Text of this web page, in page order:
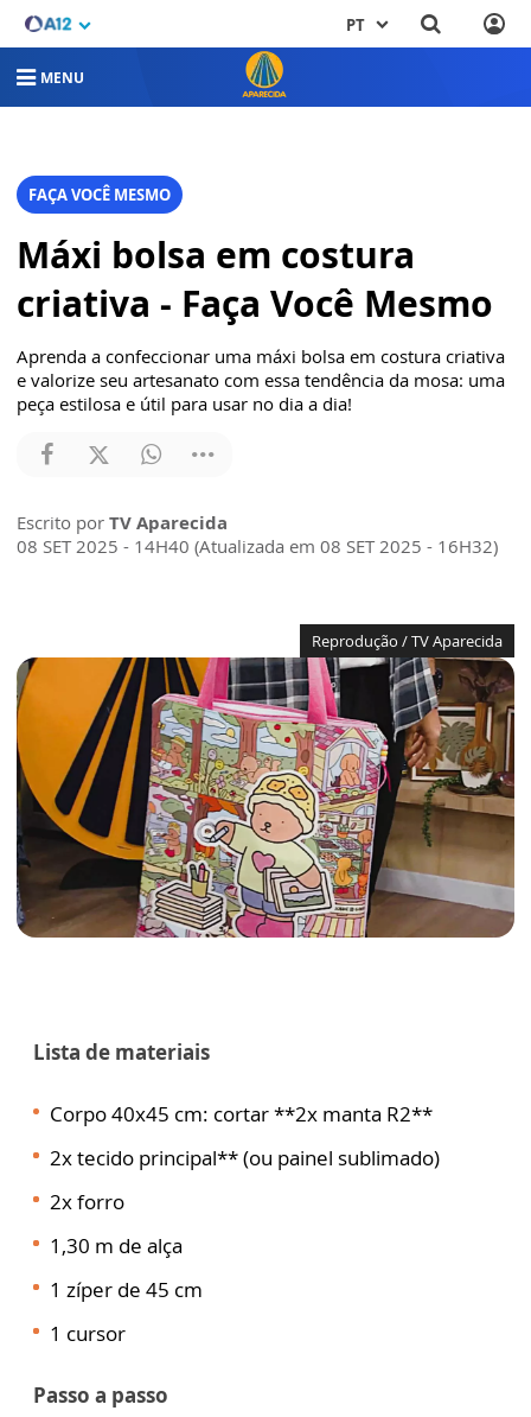
PT
MENU
FAÇA VOCÊ MESMO
Máxi bolsa em costura
criativa - Faça Você Mesmo
Aprenda a confeccionar uma máxi bolsa em costura criativa
e valorize seu artesanato com essa tendência da mosa: uma
peça estilosa e útil para usar no dia a dia!
Escrito por TV Aparecida
08 SET 2025 - 14H40 (Atualizada em 08 SET 2025 - 16H32)
Reprodução / TV Aparecida
Lista de materiais
Corpo 40x45 cm: cortar **2x manta R2**
2x tecido principal** (ou painel sublimado)
2x forro
1,30 m de alça
1 zíper de 45 cm
1 cursor
Passo a passo